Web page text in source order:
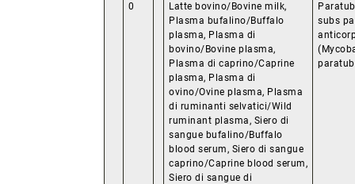
0
Latte bovino/Bovine milk,
Plasma bufalino/Buffalo
plasma, Plasma di
bovino/Bovine plasma,
Plasma di caprino/Caprine
plasma, Plasma di
ovino/Ovine plasma, Plasma
di ruminanti selvatici/Wild
ruminant plasma, Siero di
sangue bufalino/Buffalo
blood serum, Siero di sangue
caprino/Caprine blood serum,
Siero di sangue di
subs